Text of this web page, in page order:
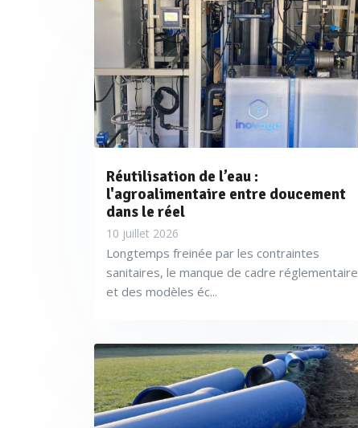
Réutilisation de l’eau :
l'agroalimentaire entre doucement
dans le réel
10 juillet 2026
Longtemps freinée par les contraintes
sanitaires, le manque de cadre réglementaire
et des modèles éc...